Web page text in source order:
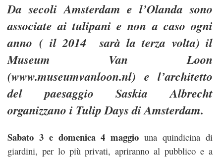
Da secoli Amsterdam e l’Olanda sono
associate ai tulipani e non a caso ogni
anno ( il 2014 sarà la terza volta) il
Museum Van Loon
(www.museumvanloon.nl) e l’architetto
del paesaggio Saskia Albrecht
organizzano i Tulip Days di Amsterdam.
Sabato 3 e domenica 4 maggio una quindicina di
giardini, per lo più privati, apriranno al pubblico e a